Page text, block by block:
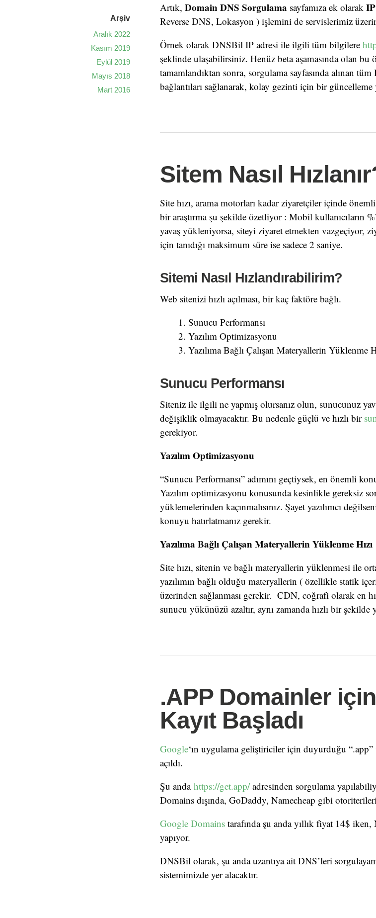
Artık, Domain DNS Sorgulama sayfamıza ek olarak
Reverse DNS, Lokasyon ) işlemini de servislerimiz
Örnek olarak DNSBil IP adresi ile ilgili tüm bilgilere
şeklinde ulaşabilirsiniz. Henüz beta aşamasında olan
tamamlandıktan sonra, sorgulama sayfasında alınan
bağlantıları sağlanarak, kolay gezinti için bir güncelleme
Sitem Nasıl
Site hızı, arama motorları kadar ziyaretçiler içinde
bir araştırma şu şekilde özetliyor : Mobil kullanıcıların
yavaş yükleniyorsa, siteyi ziyaret etmekten vazgeçiyor,
için tanıdığı maksimum süre ise sadece 2 saniye.
Sitemi Nasıl Hızlandırabilirim?
Web sitenizi hızlı açılması, bir kaç faktöre bağlı.
Sunucu Performansı
Yazılım Optimizasyonu
Yazılıma Bağlı Çalışan Materyallerin Yüklenme
Sunucu Performansı
Siteniz ile ilgili ne yapmış olursanız olun, sunucunuz
değişiklik olmayacaktır. Bu nedenle güçlü ve hızlı bir
gerekiyor.
Yazılım Optimizasyonu
“Sunucu Performansı” adımını geçtiysek, en önemli
Yazılım optimizasyonu konusunda kesinlikle gereksiz
yüklemelerinden kaçınmalısınız. Şayet yazılımcı
konuyu hatırlatmanız gerekir.
Yazılıma Bağlı Çalışan Materyallerin Yüklenme Hızı
Site hızı, sitenin ve bağlı materyallerin yüklenmesi ile
yazılımın bağlı olduğu materyallerin ( özellikle statik
üzerinden sağlanması gerekir. CDN, coğrafi olarak en
sunucu yükünüzü azaltır, aynı zamanda hızlı bir
.APP Domainler
Kayıt Başladı
Google‘ın uygulama geliştiriciler için duyurduğu “.app”
açıldı.
Şu anda https://get.app/adresinden sorgulama
Domains dışında, GoDaddy, Namecheap gibi
Google Domains tarafında şu anda yıllık fiyat 14$ iken,
yapıyor.
DNSBil olarak, şu anda uzantıya ait DNS’leri
sistemimizde yer alacaktır.
Arşiv
Aralık 2022
Kasım 2019
Eylül 2019
Mayıs 2018
Mart 2016